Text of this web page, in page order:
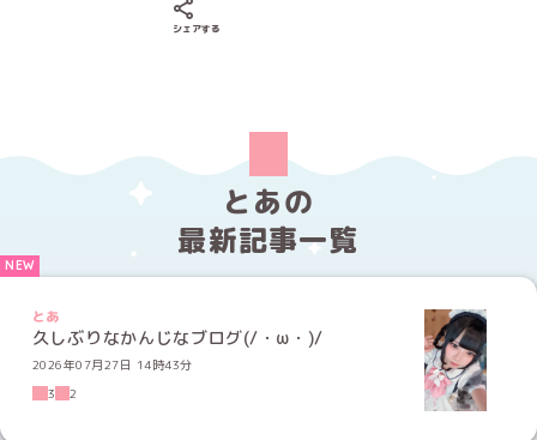
シェアする
とあの
最新記事一覧
とあ
久しぶりなかんじなブログ(/・ω・)/
2026年07月27日 14時43分
3
2